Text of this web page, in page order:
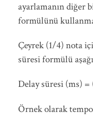
ayarlamanın diğer
formülünü
Çeyrek (1/4) nota
süresi formülü
Delay süresi (ms)
Örnek olarak